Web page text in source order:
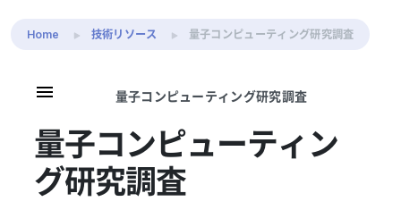
Home 技術リソース 量子コンピューティング研究調査
量子コンピューティング研究調査
量子コンピューティン
グ研究調査